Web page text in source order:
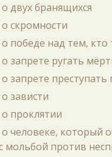
о двух бранящихся
о скромности
о победе над тем, кто
о запрете ругать
о запрете
зависти
о проклятии
о человеке, который
мольбой против